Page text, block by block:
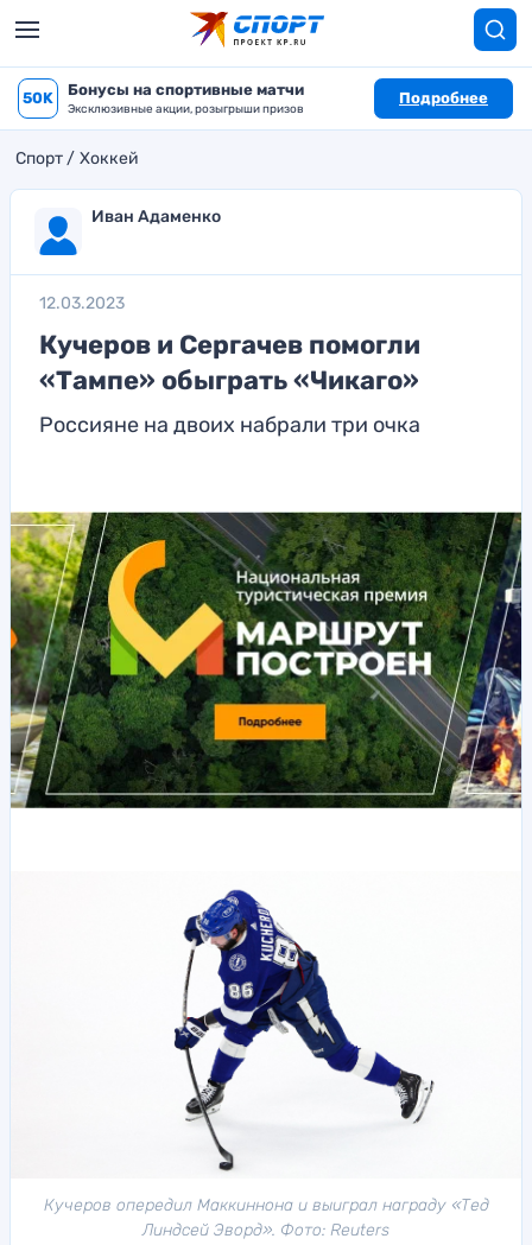
50K Бонусы на спортивные матчи
Эксклюзивные акции, розыгрыши призов
Подробнее
Спорт Хоккей
Иван Адаменко
12.03.2023
Кучеров и Сергачев помогли
«Тампе» обыграть «Чикаго»
Россияне на двоих набрали три очка
Кучеров опередил Маккиннона и выиграл награду «Тед
Линдсей Эворд». Фото: Reuters